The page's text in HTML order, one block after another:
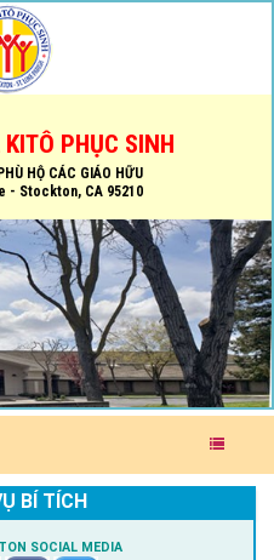
PHỤC SINH
HỘ CÁC GIÁO HỮU
- Stockton, CA 95210
BÍ TÍCH
SOCIAL MEDIA